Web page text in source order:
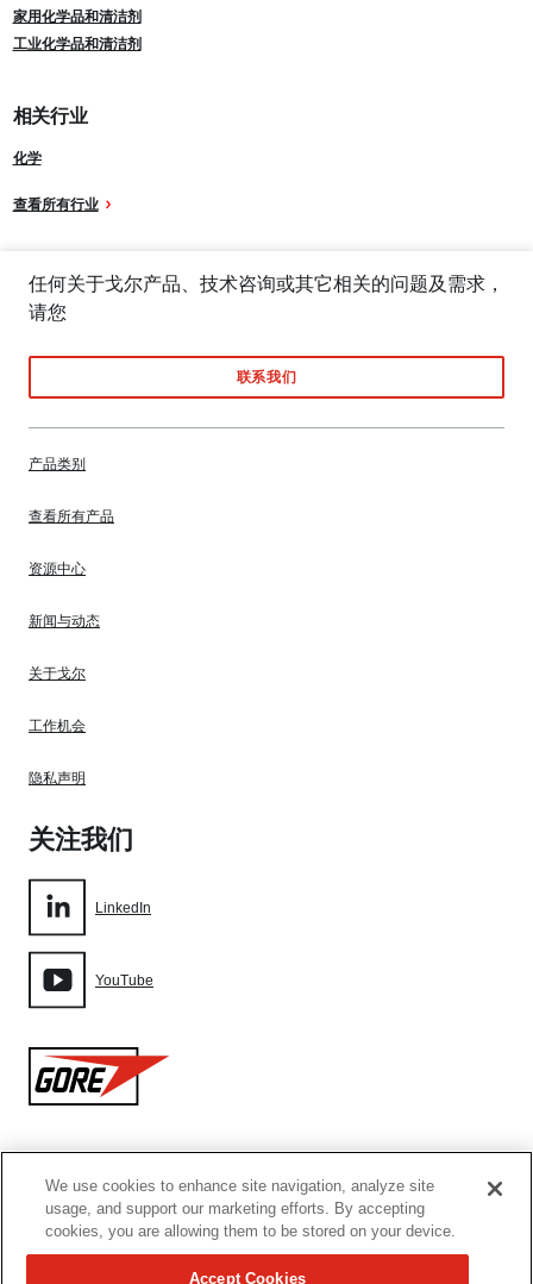
家用化学品和清洁剂
工业化学品和清洁剂
相关行业
化学
查看所有行业
任何关于戈尔产品、技术咨询或其它相关的问题及需求，
请您
联系我们
产品类别
查看所有产品
资源中心
新闻与动态
关于戈尔
工作机会
隐私声明
关注我们
LinkedIn
YouTube
Gore
网站地图
Cookie设置
We use cookies to enhance site navigation, analyze site
usage, and support our marketing efforts. By accepting
cookies, you are allowing them to be stored on your device.
Accept Cookies